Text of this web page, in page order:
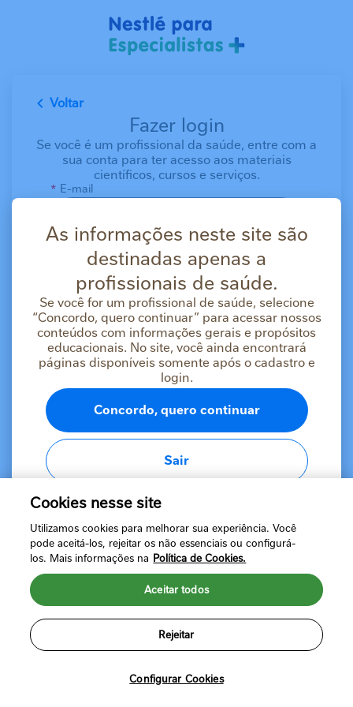
Voltar
Fazer login
Se você é um profissional da saúde, entre com a
sua conta para ter acesso aos materiais
científicos, cursos e serviços.
E-mail
Mantenha-me conectado por 14 dias em vez
de 20 minutos.
Esqueci minha senha
Fazer login
Ainda não tem uma conta?
As informações neste site são
destinadas apenas a
profissionais de saúde.
Se você for um profissional de saúde, selecione
“Concordo, quero continuar” para acessar nossos
conteúdos com informações gerais e propósitos
educacionais. No site, você ainda encontrará
páginas disponíveis somente após o cadastro e
login.
Concordo, quero continuar
Sair
Política de Privacidade
©2024 Nestlé Brasil Ltda. Todos os direitos reservados. Marcas
Cookies nesse site
Utilizamos cookies para melhorar sua experiência. Você
pode aceitá-los, rejeitar os não essenciais ou configurá-
los. Mais informações na Política de Cookies.
Configurar Cookies
Rejeitar
Aceitar todos